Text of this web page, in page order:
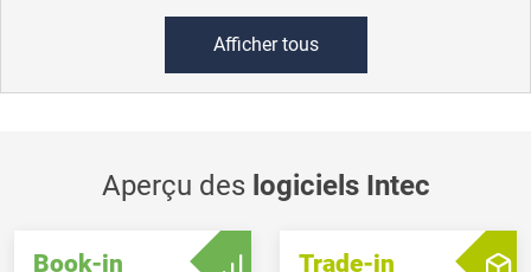
Afficher tous
Aperçu des logiciels Intec
Book-in Trade-in